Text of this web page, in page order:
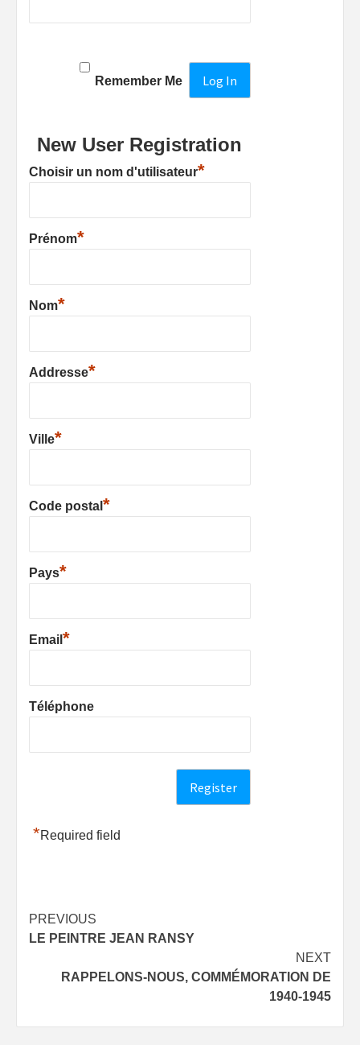
Remember Me
New User Registration
Choisir un nom d'utilisateur*
Prénom*
Nom*
Addresse*
Ville*
Code postal *
Pays*
Email *
Téléphone
*Required field
Post
navigation
PREVIOUS
LE PEINTRE JEAN RANSY
NEXT
RAPPELONS-NOUS, COMMÉMORATION DE
1940-1945